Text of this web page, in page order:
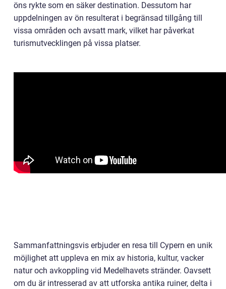
öns rykte som en säker destination. Dessutom har
uppdelningen av ön resulterat i begränsad tillgång till
vissa områden och avsatt mark, vilket har påverkat
turismutvecklingen på vissa platser.
Sammanfattningsvis erbjuder en resa till Cypern en unik
möjlighet att uppleva en mix av historia, kultur, vacker
natur och avkoppling vid Medelhavets stränder. Oavsett
om du är intresserad av att utforska antika ruiner, delta i